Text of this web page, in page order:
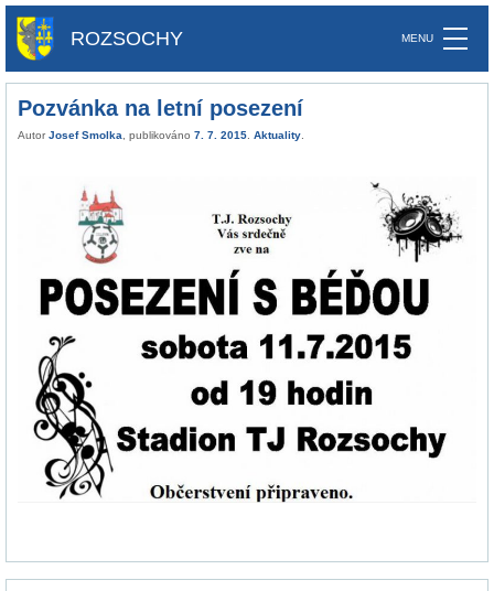
ROZSOCHY
Pozvánka na letní posezení
Autor Josef Smolka , publikováno 7. 7. 2015 Aktuality